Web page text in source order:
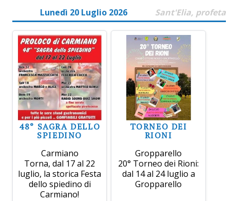
Lunedì 20 Luglio 2026 Sant'Elia, profeta
48° SAGRA DELLO
SPIEDINO
Carmiano
Torna, dal 17 al 22
luglio, la storica Festa
dello spiedino di
Carmiano!
TORNEO DEI
RIONI
Gropparello
20° Torneo dei Rioni:
dal 14 al 24 luglio a
Gropparello